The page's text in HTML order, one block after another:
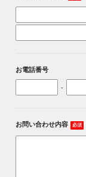
お電話番号
-
お問い合わせ内容 必須